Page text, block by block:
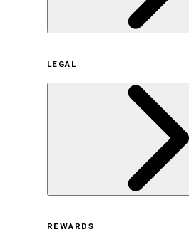
サステナビリティの
サステナビリティの取
ヒスト
採用情
LEGAL
REWARDS